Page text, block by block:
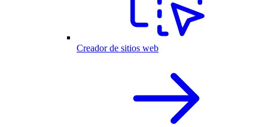
Creador de sitios web